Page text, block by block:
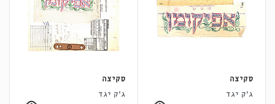
סקיצה
ג'ק יגד
סקיצה
ג'ק יגד